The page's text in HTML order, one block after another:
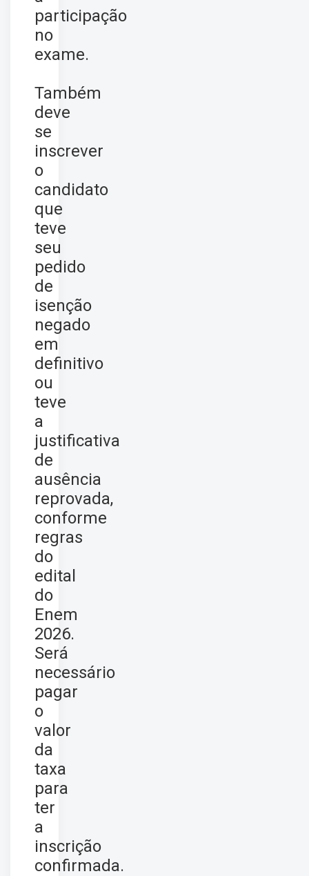
participação
no
exame.
Também
deve
se
inscrever
o
candidato
que
teve
seu
pedido
de
isenção
negado
em
definitivo
ou
teve
a
justificativa
de
ausência
reprovada,
conforme
regras
do
edital
do
Enem
2026.
Será
necessário
pagar
o
valor
da
taxa
para
ter
a
inscrição
confirmada.